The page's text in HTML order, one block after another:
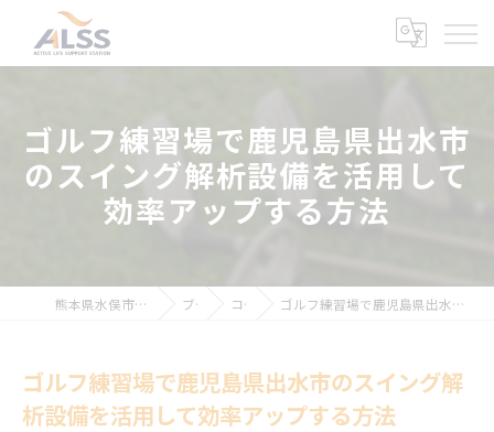
ゴルフ練習場で鹿児島県出水市
のスイング解析設備を活用して
効率アップする方法
熊本県水俣市のインドアゴルフならALSS ブログ コラム ゴルフ練習場で鹿児島県出水市のスイング解析設備を活用して効率アップする方法
ゴルフ練習場で鹿児島県出水市のスイング解
析設備を活用して効率アップする方法